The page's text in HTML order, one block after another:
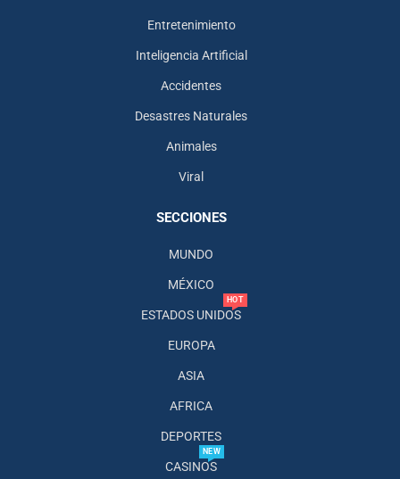
Entretenimiento
Inteligencia Artificial
Accidentes
Desastres Naturales
Animales
Viral
SECCIONES
MUNDO
MÉXICO
ESTADOS UNIDOS
HOT
EUROPA
ASIA
AFRICA
DEPORTES
CASINOS
NEW